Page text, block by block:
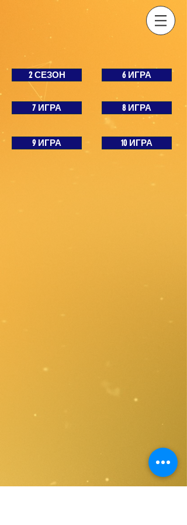
2 СЕЗОН
7 ИГРА
9 ИГРА
6 ИГРА
8 ИГРА
10 ИГРА